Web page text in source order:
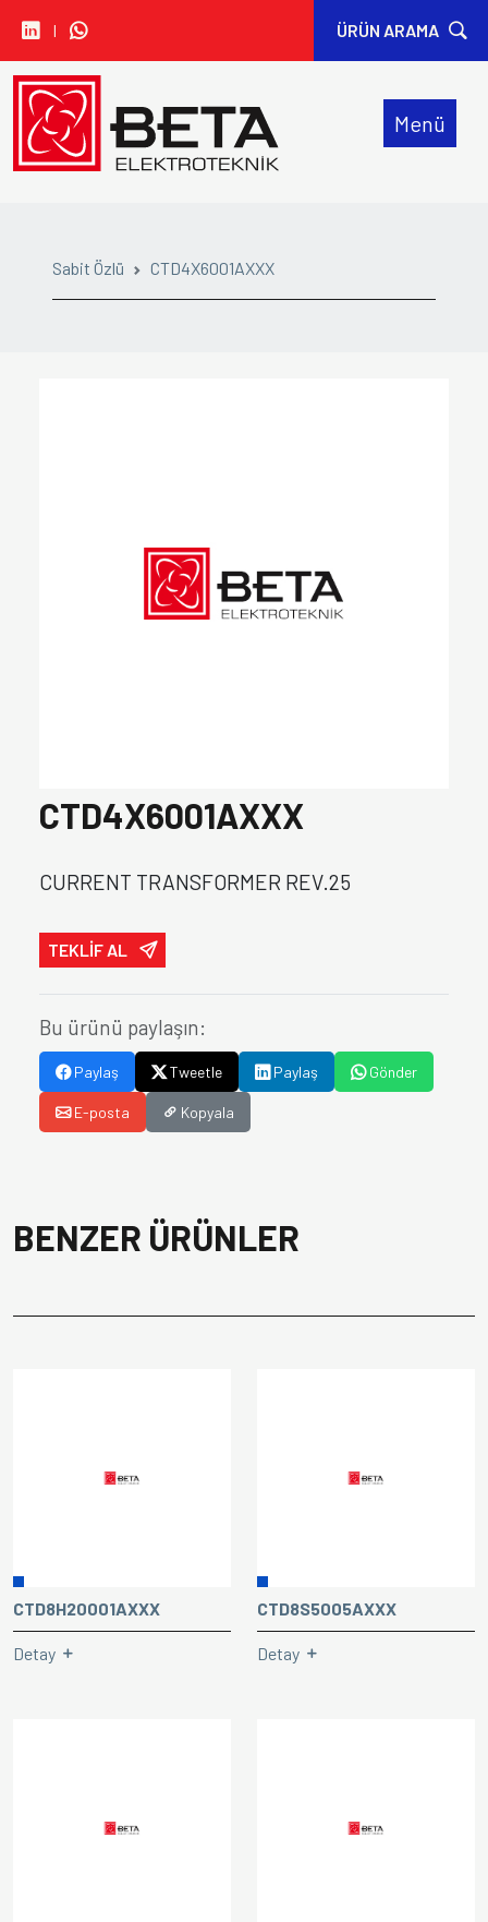
I ÜRÜN ARAMA
Menü
Sabit Özlü CTD4X6001AXXX
CTD4X6001AXXX
CURRENT TRANSFORMER REV.25
TEKLİF AL
Bu ürünü paylaşın:
Paylaş Tweetle Paylaş Gönder
E-posta Kopyala
BENZER ÜRÜNLER
CTD8H20001AXXX
Detay
CTD8S5005AXXX
Detay
• CARLO GAVAZZI
• IDEM SAFETY
• ORION FANS